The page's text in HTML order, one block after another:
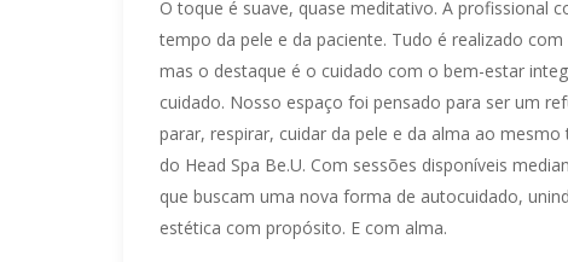
O toque é suave, quase meditativo. A profissional
tempo da pele e da paciente. Tudo é realizado
mas o destaque é o cuidado com o bem-estar
cuidado. Nosso espaço foi pensado para ser um
parar, respirar, cuidar da pele e da alma ao
do Head Spa Be.U. Com sessões disponíveis
que buscam uma nova forma de autocuidado,
estética com propósito. E com alma.